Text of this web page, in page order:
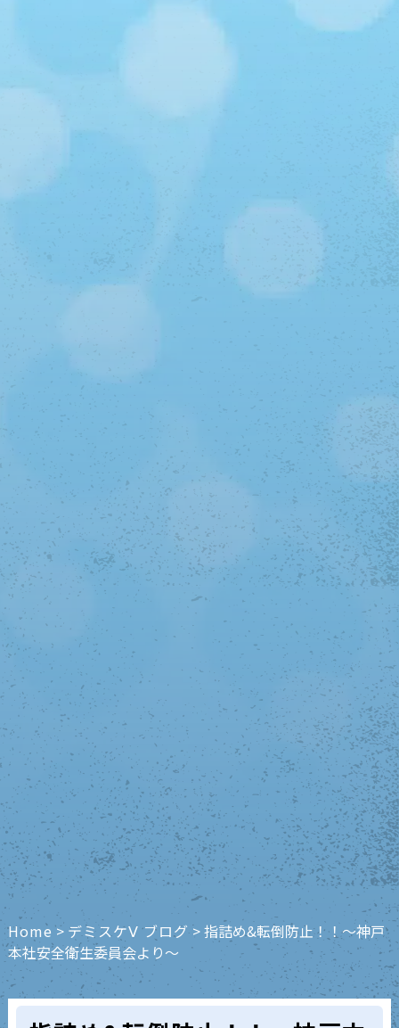
Home > デミスケⅤ ブログ >指詰め&転倒防止！！〜神戸
本社安全衛生委員会より〜